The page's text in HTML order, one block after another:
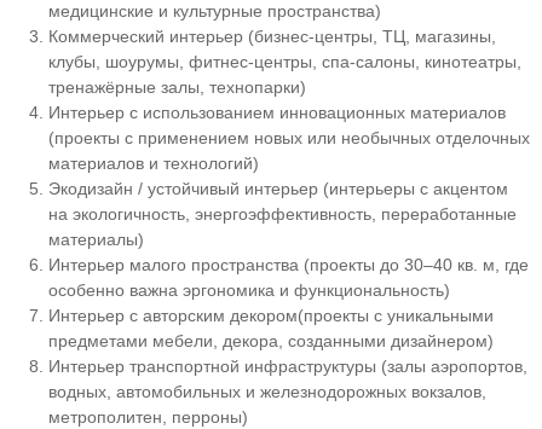
медицинские и культурные пространства)
Коммерческий интерьер (бизнес-центры, ТЦ, магазины,
клубы, шоурумы, фитнес-центры, спа-салоны, кинотеатры,
тренажёрные залы, технопарки)
Интерьер с использованием инновационных материалов
(проекты с применением новых или необычных отделочных
материалов и технологий)
Экодизайн / устойчивый интерьер (интерьеры с акцентом
на экологичность, энергоэффективность, переработанные
материалы)
Интерьер малого пространства (проекты до 30–40 кв. м, где
особенно важна эргономика и функциональность)
Интерьер с авторским декором(проекты с уникальными
предметами мебели, декора, созданными дизайнером)
Интерьер транспортной инфраструктуры (залы аэропортов,
водных, автомобильных и железнодорожных вокзалов,
метрополитен, перроны)